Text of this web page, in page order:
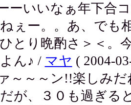
ーいいなぁ年下合
ぇー。。あ、でも
とり晩酌さ＞＜。
ん♪ / マヤ ( 2004-
～～～ン!!楽しみ
が、３０も過ぎる